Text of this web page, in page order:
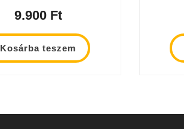
9.900 Ft
Kosárba teszem